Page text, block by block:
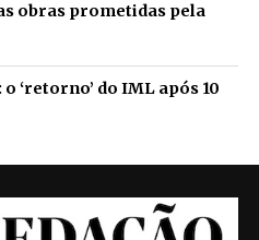
obras prometidas pela
‘retorno’ do IML após 10